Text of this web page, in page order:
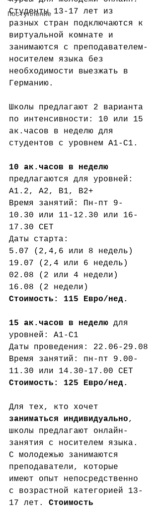
Поступление
Студенты 13-17 лет из
разных стран подключаются к
виртуальной комнате и
занимаются с преподавателем-
носителем языка без
необходимости выезжать в
Германию.
Школы предлагают 2 варианта
по интенсивности: 10 или 15
ак.часов в неделю для
студентов с уровнем А1-С1.
10 ак.часов в неделю
предлагаются для уровней:
А1.2, А2, В1, В2+
Время занятий: Пн-пт 9-
10.30 или 11-12.30 или 16-
17.30 СЕТ
Даты старта:
5.07 (2,4,6 или 8 недель)
19.07 (2,4 или 6 недель)
02.08 (2 или 4 недели)
16.08 (2 недели)
Стоимость: 115 Евро/нед.
15 ак.часов в неделю для
уровней: А1-С1
Даты проведения: 22.06-29.08
Время занятий: пн-пт 9.00-
11.30 или 14.30-17.00 CET
Стоимость: 125 Евро/нед.
Для тех, кто хочет
заниматься индивидуально,
школы предлагают онлайн-
занятия с носителем языка.
С молодежью занимаются
преподаватели, которые
имеют опыт непосредственно
с возрастной категорией 13-
17 лет. Стоимость